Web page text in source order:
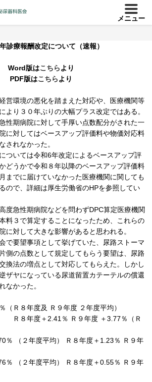
メニュー
診療報酬改定について（速報）
Word版はこちらより
PDF版はこちらより
営環境の悪化を踏まえた対応や、医療機関等
より３０年ぶりの大幅プラス改定ではある。
性期病院に対して手厚い点数配分がされた一
に対してはベースアップ評価料や物価対応料
されなかった。
ついては令和6年改定によるベースアップ評
どうかで令和８年以降のベースアップ評価料
までに届けていなかった医療機関に関しても
ので、詳細は厚生労働省のHPを参照してい
度急性期病院などを問わずDPC算定医療機関
料３で算定することになったため、これらの
に対して大きな影響があると思われる。
で要望事項として挙げていた、尿路ストーマ
側の点数として規定してもらう要望は、尿路
換法の増点として対応してもらえた。しかし
ザヤになっている尿道留置カテーテルの償還
なかった。
％（Ｒ８年度及 Ｒ９年度 ２年度平均）
度＋ 2.41 ％ Ｒ９年度 ＋3.77％（Ｒ
％ （２年度平均） Ｒ８年度＋ 1.23％ Ｒ９年
％ （２年度平均） Ｒ８年度＋0.55％ Ｒ９年